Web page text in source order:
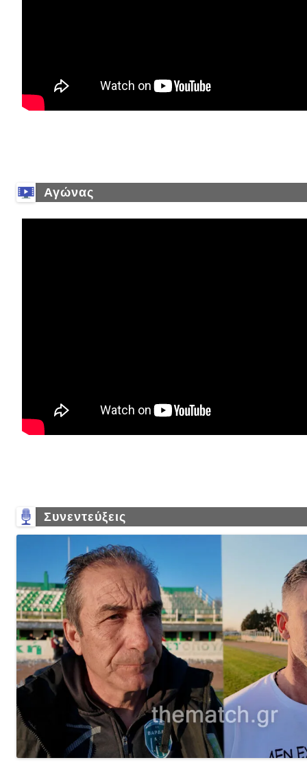
Αγώνας
Συνεντεύξεις